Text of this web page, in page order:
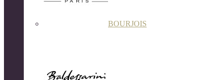
BOURJOIS